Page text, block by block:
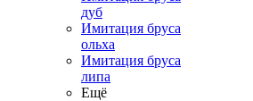
дуб
Имитация бруса
ольха
Имитация бруса
липа
Ещё